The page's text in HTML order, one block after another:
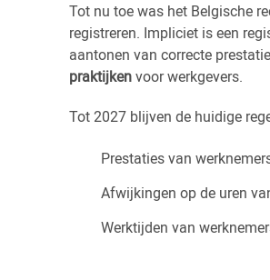
Tot nu toe was het Belgische
registreren. Impliciet is een
aantonen van correcte
praktijkenvoor werkgevers.
Tot 2027 blijven de huidige
Prestaties van
Afwijkingen op de uren
Werktijden van